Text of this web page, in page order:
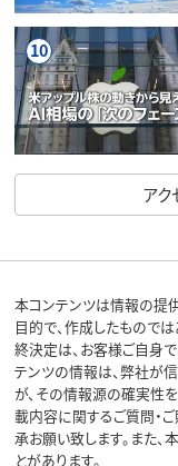
10
アク
本コンテンツは情報の提
目的で、作成したもので
終決定は、お客様ご自身
テンツの情報は、弊社が
が、その情報源の確実性
載内容に関するご質問・
承お願い致します。また
とがあります。